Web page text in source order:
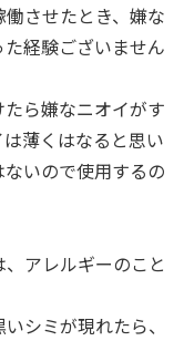
させたとき、嫌な
経験ございません
ら嫌なニオイがす
薄くはなると思い
いので使用するの
アレルギーのこと
シミが現れたら、